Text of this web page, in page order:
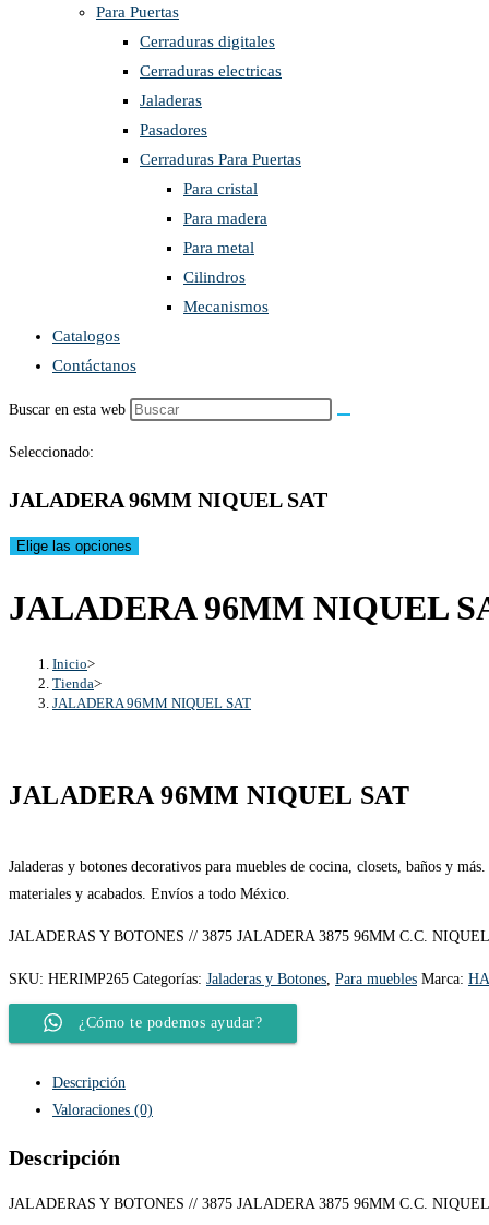
Para Puertas
Cerraduras digitales
Cerraduras electricas
Jaladeras
Pasadores
Cerraduras Para Puertas
Para cristal
Para madera
Para metal
Cilindros
Mecanismos
Catalogos
Contáctanos
Buscar en esta web
Seleccionado:
JALADERA 96MM NIQUEL SAT
Elige las opciones
JALADERA 96MM NIQUEL
Inicio>
Tienda>
JALADERA 96MM NIQUEL SAT
JALADERA 96MM NIQUEL SAT
Jaladeras y botones decorativos para muebles de cocina, closets, baños y
materiales y acabados. Envíos a todo México.
JALADERAS Y BOTONES // 3875 JALADERA 3875 96MM C.C.
SKU: HERIMP265 Categorías: Jaladeras y Botones Para muebles Marca:
¿Cómo te podemos ayudar?
Descripción
Valoraciones (0)
Descripción
JALADERAS Y BOTONES // 3875 JALADERA 3875 96MM C.C.